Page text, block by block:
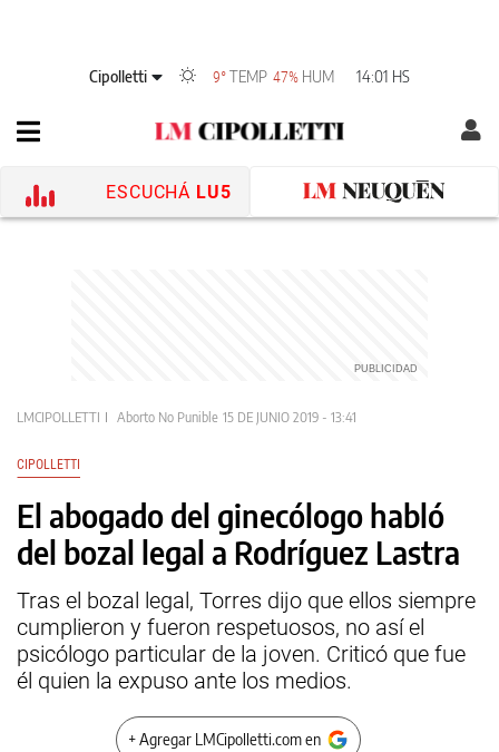
Cipolletti 9°TEMP 47% HUM 14:01 HS
ESCUCHÁ LU5
LMCIPOLLETTI Aborto No Punible 15 DE JUNIO 2019 - 13:41
CIPOLLETTI
El abogado del ginecólogo habló
del bozal legal a Rodríguez Lastra
Tras el bozal legal, Torres dijo que ellos siempre
cumplieron y fueron respetuosos, no así el
psicólogo particular de la joven. Criticó que fue
él quien la expuso ante los medios.
+ Agregar LMCipolletti.com en